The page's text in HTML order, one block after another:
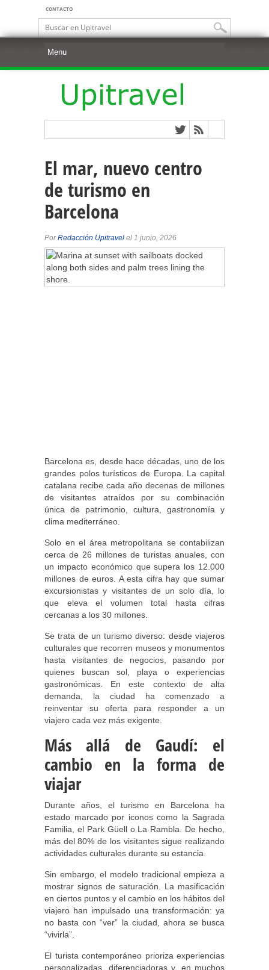
CONTACTO
El mar, nuevo centro
de turismo en
Barcelona
PorRedacción Upitravel el 1 junio, 2026
Barcelona es, desde hace décadas, uno de los
grandes polos turísticos de Europa. La capital
catalana recibe cada año decenas de millones
de visitantes atraídos por su combinación
única de patrimonio, cultura, gastronomía y
clima mediterráneo.
Solo en el área metropolitana se contabilizan
cerca de 26 millones de turistas anuales, con
un impacto económico que supera los 12.000
millones de euros. A esta cifra hay que sumar
excursionistas y visitantes de un solo día, lo
que eleva el volumen total hasta cifras
cercanas a los 30 millones.
Se trata de un turismo diverso: desde viajeros
culturales que recorren museos y monumentos
hasta visitantes de negocios, pasando por
quienes buscan sol, playa o experiencias
gastronómicas. En este contexto de alta
demanda, la ciudad ha comenzado a
reinventar su oferta para responder a un
viajero cada vez más exigente.
Más allá de Gaudí: el
cambio en la forma de
viajar
Durante años, el turismo en Barcelona ha
estado marcado por iconos como la Sagrada
Familia, el Park Güell o La Rambla. De hecho,
más del 80% de los visitantes sigue realizando
actividades culturales durante su estancia.
Sin embargo, el modelo tradicional empieza a
mostrar signos de saturación. La masificación
en ciertos puntos y el cambio en los hábitos del
viajero han impulsado una transformación: ya
no basta con “ver” la ciudad, ahora se busca
“vivirla”.
El turista contemporáneo prioriza experiencias
personalizadas, diferenciadoras y, en muchos